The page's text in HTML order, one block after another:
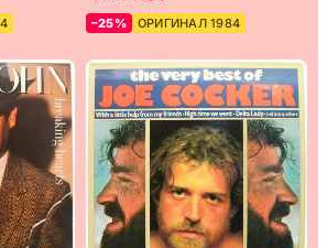
–25% ОРИГИНАЛ 1984